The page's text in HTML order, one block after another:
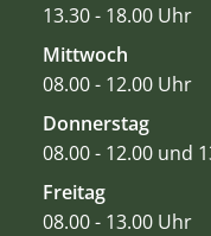
13.30 - 18.00 Uhr
Mittwoch
08.00 - 12.00 Uhr
Donnerstag
08.00 - 12.00 und
Freitag
08.00 - 13.00 Uhr